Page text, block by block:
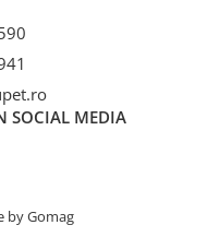
SOCIAL MEDIA
by Gomag